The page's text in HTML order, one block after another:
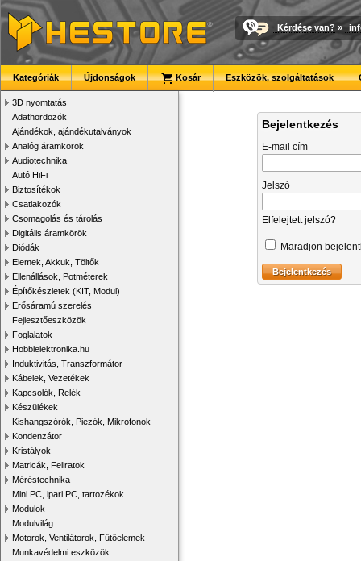
Kérdése van? »
Kategóriák Újdonságok Kosár Eszközök, szolgáltatások
3D nyomtatás
Adathordozók
Ajándékok, ajándékutalványok
Analóg áramkörök
Audiotechnika
Autó HiFi
Biztosítékok
Csatlakozók
Csomagolás és tárolás
Digitális áramkörök
Diódák
Elemek, Akkuk, Töltők
Ellenállások, Potméterek
Építőkészletek (KIT, Modul)
Erősáramú szerelés
Fejlesztőeszközök
Foglalatok
Hobbielektronika.hu
Induktivitás, Transzformátor
Kábelek, Vezetékek
Kapcsolók, Relék
Készülékek
Kishangszórók, Piezók, Mikrofonok
Kondenzátor
Kristályok
Matricák, Feliratok
Méréstechnika
Mini PC, ipari PC, tartozékok
Modulok
Modulvilág
Motorok, Ventilátorok, Fűtőelemek
Munkavédelmi eszközök
Bejelentkezés
E-mail cím
Jelszó
Elfelejtett jelszó?
Maradjon